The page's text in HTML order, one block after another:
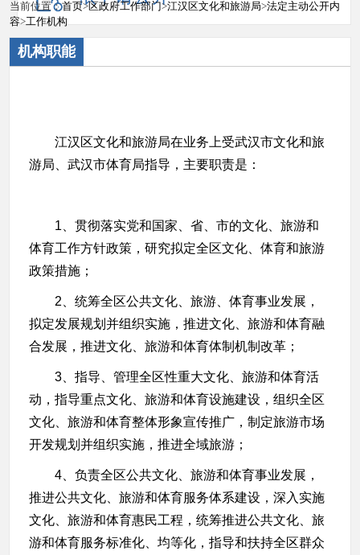
当前位置：首页>区政府工作部门>江汉区文化和旅游局>法定主动公开内
容>工作机构
机构职能
江汉区文化和旅游局在业务上受武汉市文化和旅
游局、武汉市体育局指导，主要职责是：
1、贯彻落实党和国家、省、市的文化、旅游和
体育工作方针政策，研究拟定全区文化、体育和旅游
政策措施；
2、统筹全区公共文化、旅游、体育事业发展，
拟定发展规划并组织实施，推进文化、旅游和体育融
合发展，推进文化、旅游和体育体制机制改革；
3、指导、管理全区性重大文化、旅游和体育活
动，指导重点文化、旅游和体育设施建设，组织全区
文化、旅游和体育整体形象宣传推广，制定旅游市场
开发规划并组织实施，推进全域旅游；
4、负责全区公共文化、旅游和体育事业发展，
推进公共文化、旅游和体育服务体系建设，深入实施
文化、旅游和体育惠民工程，统筹推进公共文化、旅
游和体育服务标准化、均等化，指导和扶持全区群众